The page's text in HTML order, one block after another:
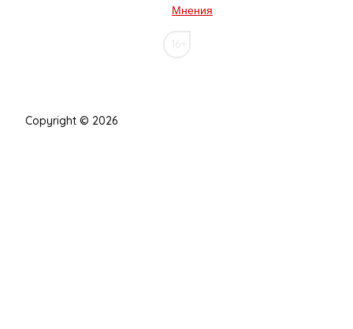
Мнения
Copyright © 2026